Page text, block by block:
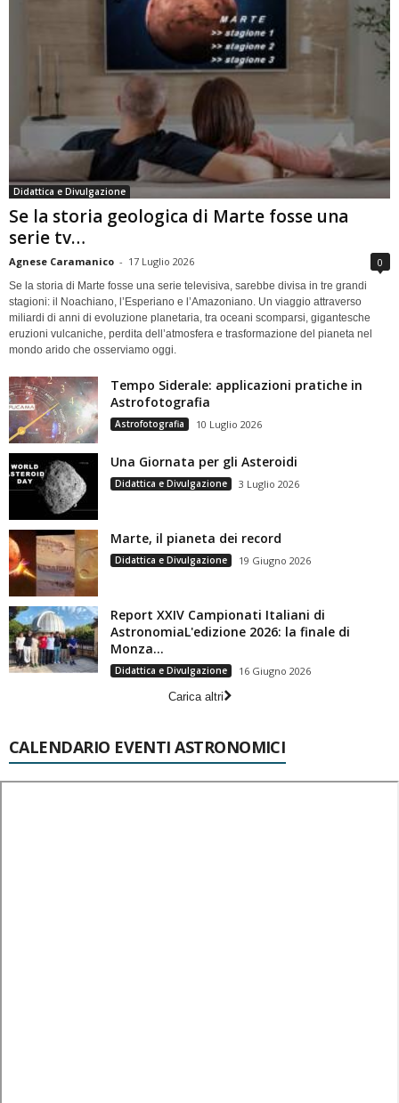
Didattica e Divulgazione
Se la storia geologica di Marte fosse una
serie tv…
Agnese Caramanico - 17 Luglio 2026 0
Se la storia di Marte fosse una serie televisiva, sarebbe divisa in tre grandi
stagioni: il Noachiano, l’Esperiano e l’Amazoniano. Un viaggio attraverso
miliardi di anni di evoluzione planetaria, tra oceani scomparsi, gigantesche
eruzioni vulcaniche, perdita dell’atmosfera e trasformazione del pianeta nel
mondo arido che osserviamo oggi.
Tempo Siderale: applicazioni pratiche in
Astrofotografia
Astrofotografia 10 Luglio 2026
Una Giornata per gli Asteroidi
Didattica e Divulgazione 3 Luglio 2026
Marte, il pianeta dei record
Didattica e Divulgazione 19 Giugno 2026
Report XXIV Campionati Italiani di
AstronomiaL'edizione 2026: la finale di
Monza...
Didattica e Divulgazione
16 Giugno 2026
Carica altri
CALENDARIO EVENTI ASTRONOMICI